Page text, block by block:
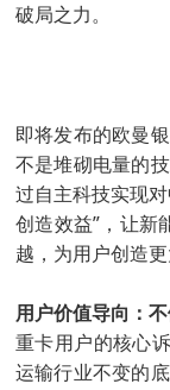
破局之力。
即将发布的欧曼
不是堆砌电量的
过自主科技实现
创造效益”，让新
越，为用户创造
用户价值导向：
重卡用户的核心
运输行业不变的